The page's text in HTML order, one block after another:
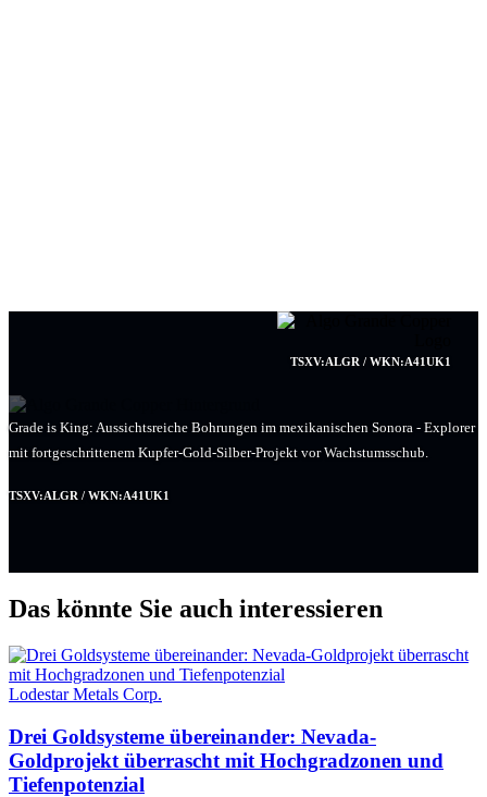
TSXV:ALGR / WKN:A41UK1
Grade is King: Aussichtsreiche Bohrungen im mexikanischen Sonora - Explorer
mit fortgeschrittenem Kupfer-Gold-Silber-Projekt vor Wachstumsschub.
TSXV:ALGR / WKN:A41UK1
Das könnte Sie auch interessieren
Lodestar Metals Corp.
Drei Goldsysteme übereinander: Nevada-
Goldprojekt überrascht mit Hochgradzonen und
Tiefenpotenzial